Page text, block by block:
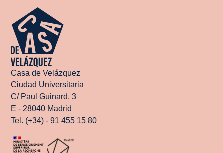
Casa de Velázquez
Ciudad Universitaria
C/ Paul Guinard, 3
E - 28040 Madrid
Tel. (+34) - 91 455 15 80